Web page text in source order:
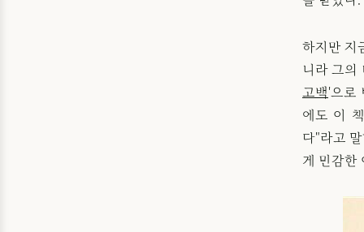
하지만 지
니라 그의
고백'으로
에도 이
다"라고
게 민감한